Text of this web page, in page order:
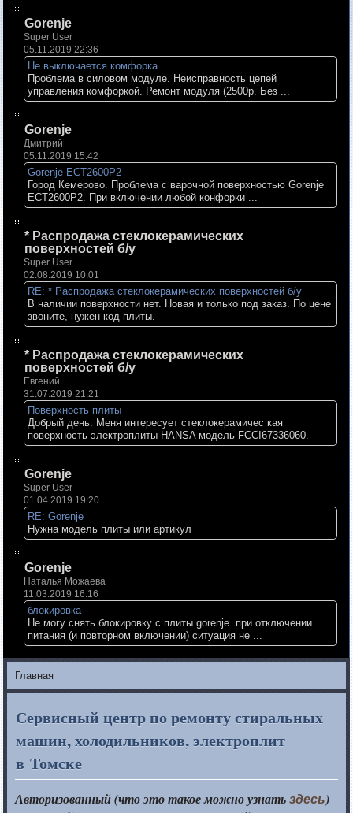
Gorenje
Super User
05.11.2019 22:36
Не выключается комфорка
Проблема в силовом модуле. Неисправность цепей
управления комфоркой. Ремонт модуля (2500р. Без ...
Gorenje
Дмитрий
05.11.2019 15:42
Gorenje ECT2600P2
Город Кемерово. Проблема с варочной поверхностью Gorenje
ECT2600P2. При включении любой конфорки ...
* Распродажа стеклокерамических
поверхностей б/у
Super User
02.08.2019 10:01
RE: * Распродажа стеклокерамических поверхностей б/у
В наличии поверхности нет. Новая и только под заказ. По цене
звоните, нужен код плиты.
* Распродажа стеклокерамических
поверхностей б/у
Евгений
31.07.2019 21:21
Поверхность плиты
Добрый день. Меня интересует стеклокерамичес кая
поверхность электроплиты HANSA модель FCCI67336060.
Gorenje
Super User
01.04.2019 19:20
RE: Gorenje
Нужна модель плиты или артикул
Gorenje
Наталья Можаева
11.03.2019 16:16
блокировка
Не могу снять блокировку с плиты gorenje. при отключении
питания (и повторном включении) ситуация не ...
Главная
Сервисный центр по ремонту стиральных
машин, холодильников, электроплит
в Томске
Авторизованный (что это такое можно узнатьздесь)